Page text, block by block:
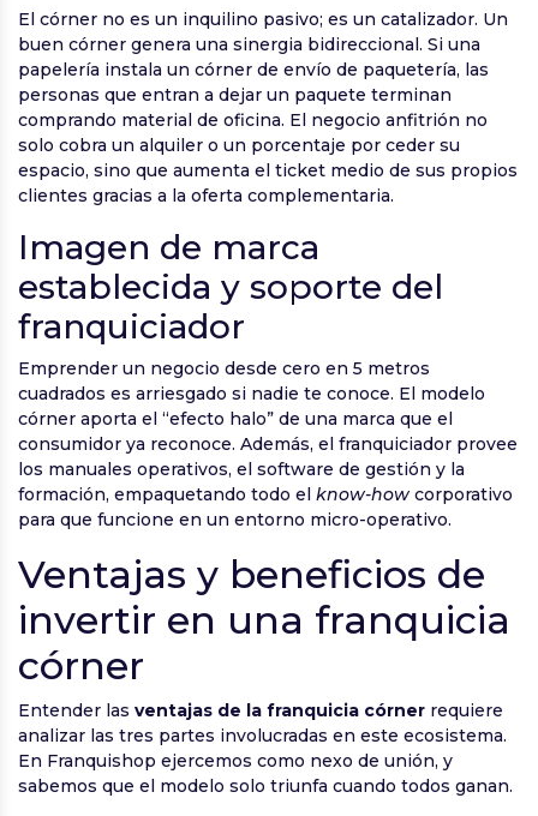
El córner no es un inquilino pasivo; es un catalizador. Un
buen córner genera una sinergia bidireccional. Si una
papelería instala un córner de envío de paquetería, las
personas que entran a dejar un paquete terminan
comprando material de oficina. El negocio anfitrión no
solo cobra un alquiler o un porcentaje por ceder su
espacio, sino que aumenta el ticket medio de sus propios
clientes gracias a la oferta complementaria.
Imagen de marca
establecida y soporte del
franquiciador
Emprender un negocio desde cero en 5 metros
cuadrados es arriesgado si nadie te conoce. El modelo
córner aporta el “efecto halo” de una marca que el
consumidor ya reconoce. Además, el franquiciador provee
los manuales operativos, el software de gestión y la
formación, empaquetando todo el know-how corporativo
para que funcione en un entorno micro-operativo.
Ventajas y beneficios de
invertir en una franquicia
córner
Entender las ventajas de la franquicia córner requiere
analizar las tres partes involucradas en este ecosistema.
En Franquishop ejercemos como nexo de unión, y
sabemos que el modelo solo triunfa cuando todos ganan.